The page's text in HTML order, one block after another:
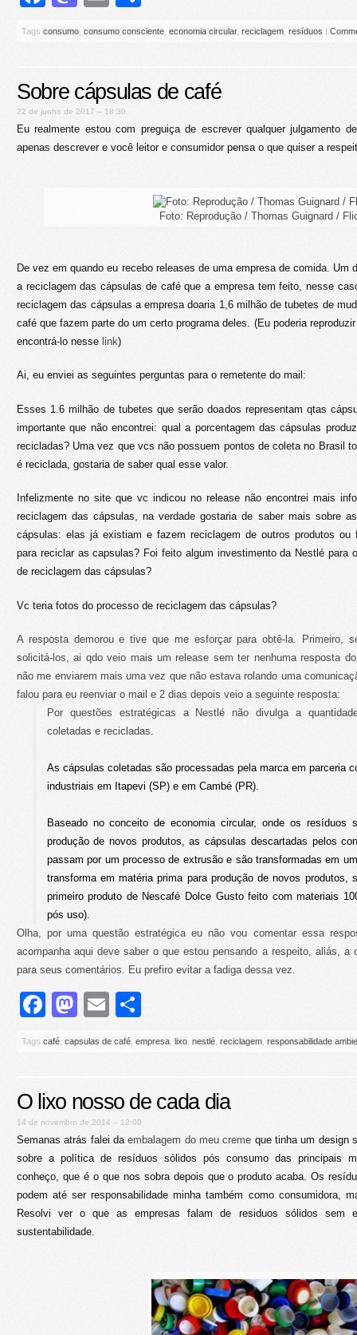
Tags consumo consumo consciente economia circular, reciclagem resíduos |
Sobre cápsulas de café
22 de junho de 2017 – 18:30
Eu realmente estou com preguiça de escrever qualquer julgamento
apenas descrever e você leitor e consumidor pensa o que quiser a
Foto: Reprodução / Thomas Guignard /
De vez em quando eu recebo releases de uma empresa de comida. Um
a reciclagem das cápsulas de café que a empresa tem feito, nesse
reciclagem das cápsulas a empresa doaria 1,6 milhão de tubetes de
café que fazem parte do um certo programa deles. (Eu poderia
encontrá-lo nesse link)
Ai, eu enviei as seguintes perguntas para o remetente do mail:
Esses 1.6 milhão de tubetes que serão doados representam qtas
importante que não encontrei: qual a porcentagem das cápsulas
recicladas? Uma vez que vcs não possuem pontos de coleta no Brasil
é reciclada, gostaria de saber qual esse valor.
Infelizmente no site que vc indicou no release não encontrei mais
reciclagem das cápsulas, na verdade gostaria de saber mais sobre
cápsulas: elas já existiam e fazem reciclagem de outros produtos ou
para reciclar as capsulas? Foi feito algum investimento da Nestlé para
de reciclagem das cápsulas?
Vc teria fotos do processo de reciclagem das cápsulas?
A resposta demorou e tive que me esforçar para obtê-la. Primeiro,
solicitá-los, ai qdo veio mais um release sem ter nenhuma resposta
não me enviarem mais uma vez que não estava rolando uma
falou para eu reenviar o mail e 2 dias depois veio a seguinte resposta:
Por questões estratégicas a Nestlé não divulga a
coletadas e recicladas.
As cápsulas coletadas são processadas pela marca em parceria
industriais em Itapevi (SP) e em Cambé (PR).
Baseado no conceito de economia circular, onde os resíduos
produção de novos produtos, as cápsulas descartadas pelos
passam por um processo de extrusão e são transformadas em
transforma em matéria prima para produção de novos produtos,
primeiro produto de Nescafé Dolce Gusto feito com materiais
pós uso).
Olha, por uma questão estratégica eu não vou comentar essa
acompanha aqui deve saber o que estou pensando a respeito, aliás, a
para seus comentários. Eu prefiro evitar a fadiga dessa vez.
Facebook
Mastodon
Email
Tags café capsulas de café empresa lixo nestlé reciclagem responsabilidade
O lixo nosso de cada dia
14 de novembro de 2014 – 12:00
Semanas atrás falei daembalagem do meu creme que tinha um design
sobre a política de resíduos sólidos pós consumo das principais
conheço, que é o que nos sobra depois que o produto acaba. Os
podem até ser responsabilidade minha também como consumidora,
Resolvi ver o que as empresas falam de residuos sólidos sem
sustentabilidade.